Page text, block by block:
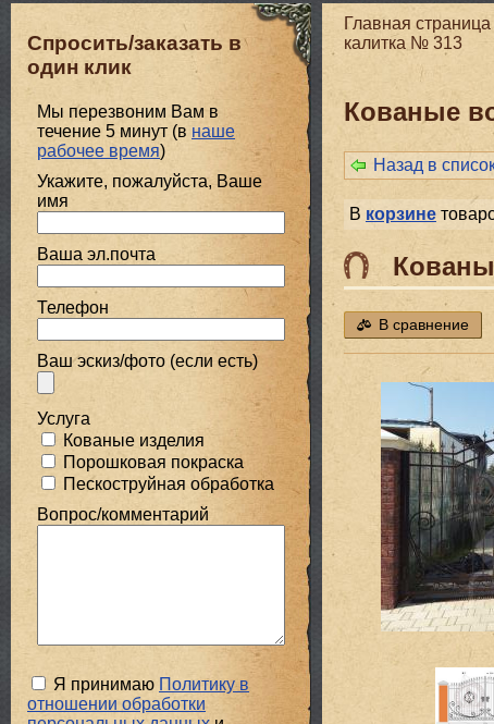
Главная страница
калитка № 313
Кованые
Назад в
В корзине
В сравнение
Спросить/заказать в
один клик
Мы перезвоним Вам в
течение 5 минут (в наше
рабочее время)
Укажите, пожалуйста, Ваше
имя
Ваша эл.почта
Телефон
Ваш эскиз/фото (если есть)
Услуга
Кованые изделия
Порошковая покраска
Пескоструйная обработка
Вопрос/комментарий
Я принимаю Политику в
отношении обработки